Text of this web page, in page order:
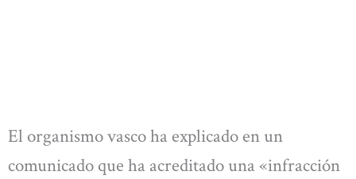
El organismo vasco ha explicado en un
comunicado que ha acreditado una «infracción